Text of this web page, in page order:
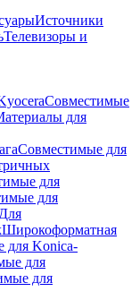
Источники
Телевизоры и
Совместимые
для
Совместимые для
для
для
Для
Широкоформатная
для Konica-
для
для